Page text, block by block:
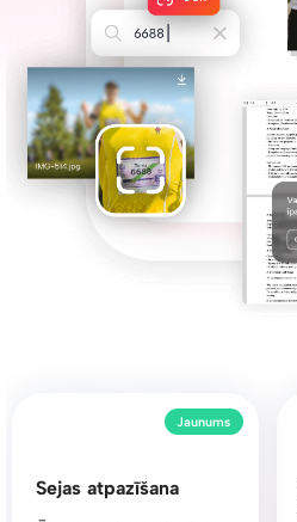
Sejas atpazīšana
Jaunums